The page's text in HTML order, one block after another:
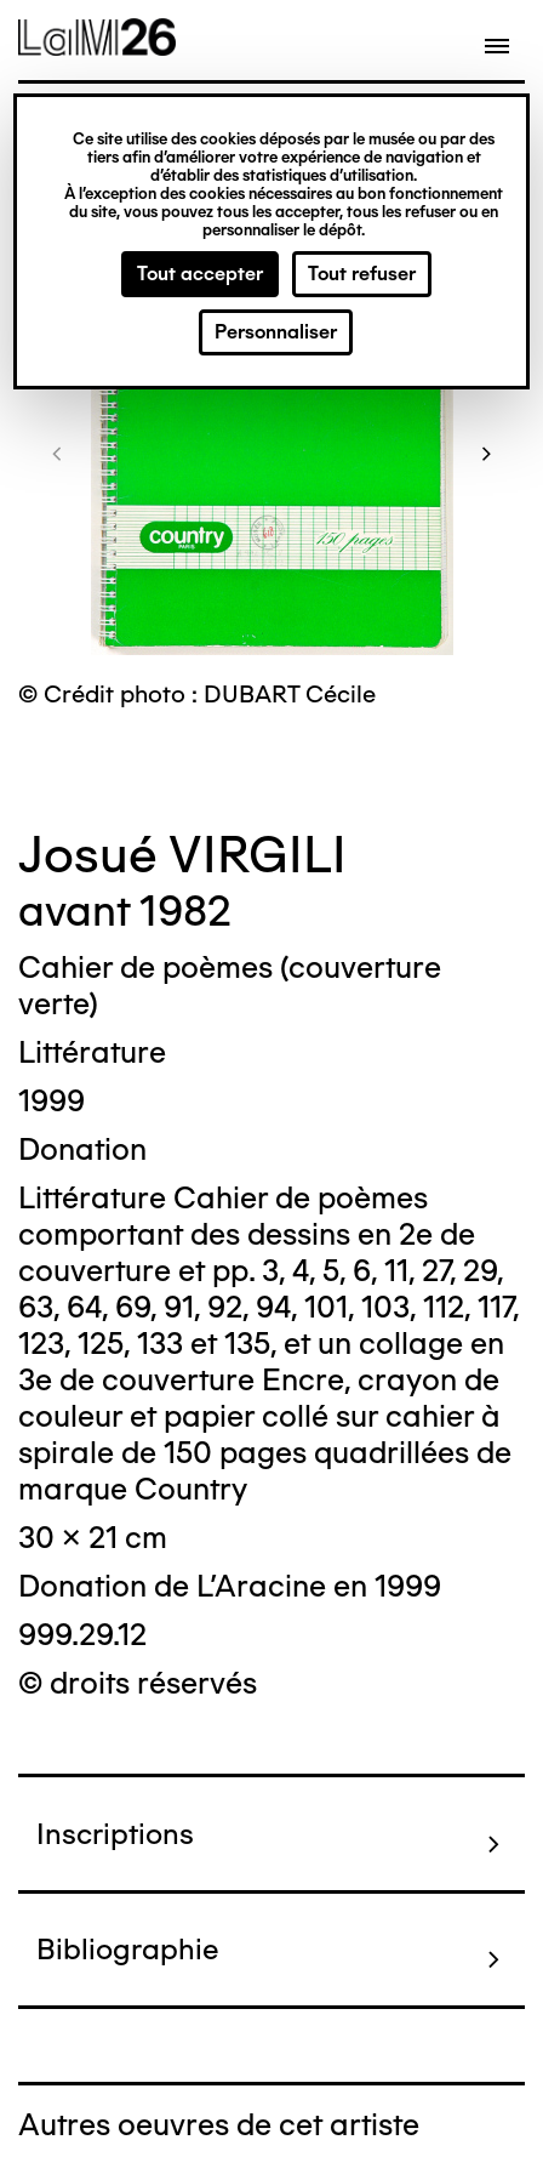
Gestion des cookies
Ce site utilise des cookies déposés par le musée ou par des
tiers afin d’améliorer votre expérience de navigation et
d’établir des statistiques d’utilisation.
À l’exception des cookies nécessaires au bon fonctionnement
du site, vous pouvez tous les accepter, tous les refuser ou en
personnaliser le dépôt.
Tout accepter Tout refuser
Personnaliser
contenu
© Crédit photo : DUBART Cécile
Josué VIRGILI
avant 1982
Cahier de poèmes (couverture
verte)
Littérature
1999
Donation
Littérature Cahier de poèmes
comportant des dessins en 2e de
couverture et pp. 3, 4, 5, 6, 11, 27, 29,
63, 64, 69, 91, 92, 94, 101, 103, 112, 117,
123, 125, 133 et 135, et un collage en
3e de couverture Encre, crayon de
couleur et papier collé sur cahier à
spirale de 150 pages quadrillées de
marque Country
30 x 21 cm
Donation de L'Aracine en 1999
999.29.12
© droits réservés
Inscriptions
Bibliographie
Autres oeuvres de cet artiste